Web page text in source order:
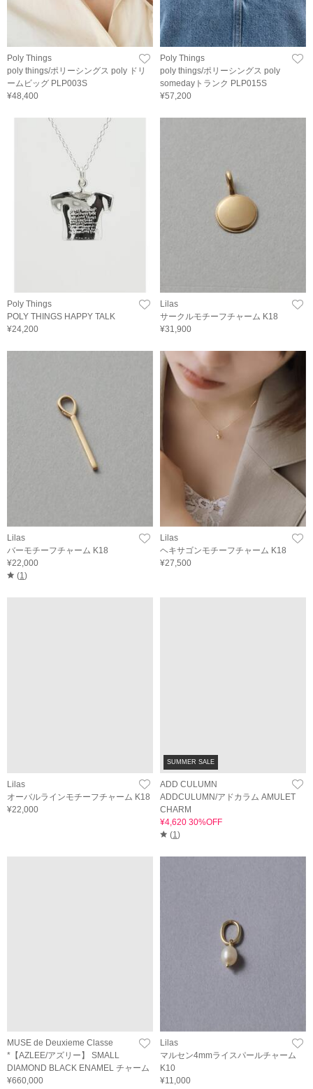
Poly Things
poly things/ポリーシングス poly ドリ
ームビッグ PLP003S
¥48,400
Poly Things
poly things/ポリーシングス poly
somedayトランク PLP015S
¥57,200
Poly Things
POLY THINGS HAPPY TALK
¥24,200
Lilas
サークルモチーフチャーム K18
¥31,900
Lilas
バーモチーフチャーム K18
¥22,000
(1 )
Lilas
ヘキサゴンモチーフチャーム K18
¥27,500
Lilas
オーバルラインモチーフチャーム K18
¥22,000
SUMMER SALE
ADD CULUMN
ADDCULUMN/アドカラム AMULET
CHARM
¥4,620 30%OFF
(1 )
MUSE de Deuxieme Classe
*【AZLEE/アズリー】 SMALL
DIAMOND BLACK ENAMEL チャーム
¥660,000
Lilas
マルセン4mmライスパールチャーム
K10
¥11,000